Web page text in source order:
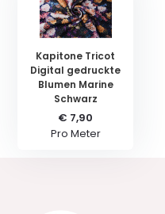
Kapitone Tricot
Digital gedruckte
Blumen Marine
Schwarz
€ 7,90
Pro Meter